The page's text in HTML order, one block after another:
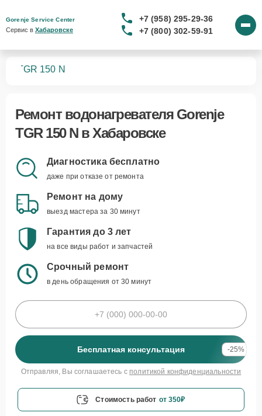
Gorenje Service Center
Сервис в Хабаровске
+7 (958) 295-29-36
+7 (800) 302-59-91
TGR 150 N
Ремонт водонагревателя Gorenje
TGR 150 Nв Хабаровске
Диагностика бесплатно
даже при отказе от ремонта
Ремонт на дому
выезд мастера за 30 минут
Гарантия до 3 лет
на все виды работ и запчастей
Срочный ремонт
в день обращения от 30 минут
Бесплатная консультация -25%
Отправляя, Вы соглашаетесь с политикой конфиденциальности
Стоимость работ от 350₽